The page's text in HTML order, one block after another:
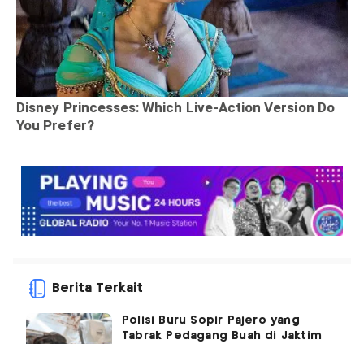
Berita Terkait
Polisi Buru Sopir Pajero yang
Tabrak Pedagang Buah di Jaktim